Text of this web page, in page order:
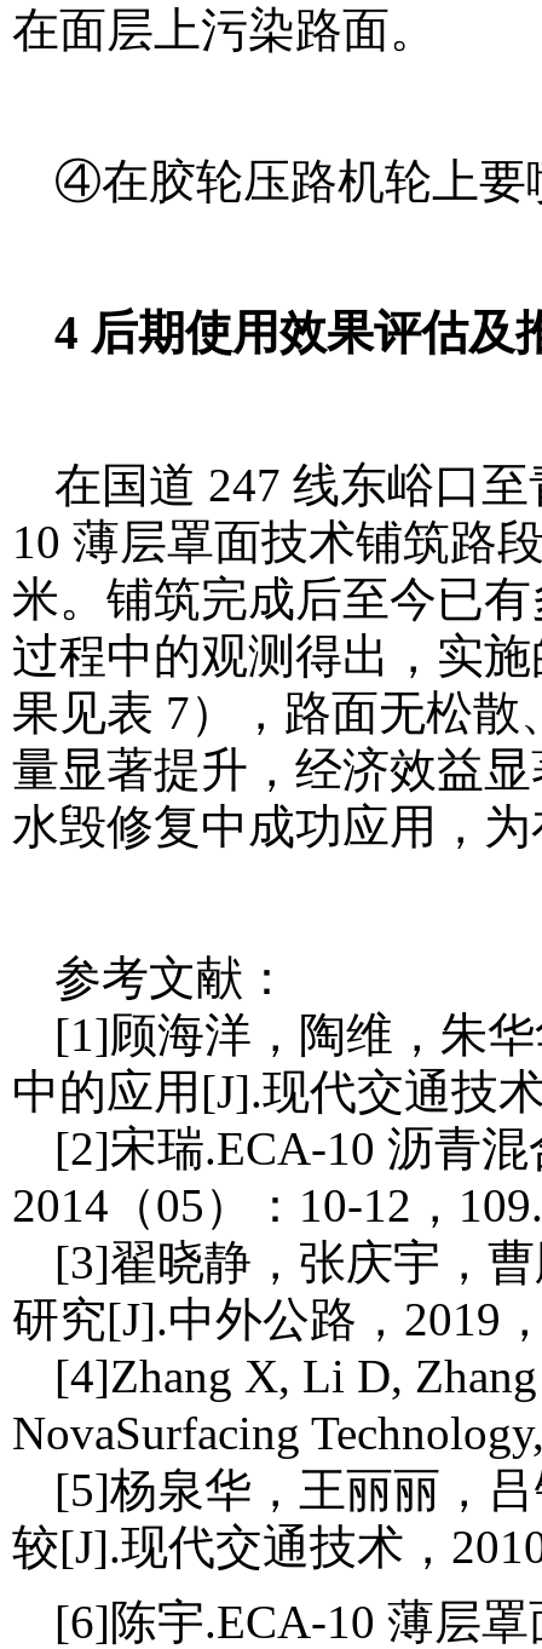
在面层上污染路面。
④在胶轮压路机轮上要
4 后期使用效果评估及
在国道 247 线东峪口
10 薄层罩面技术铺筑路
米。铺筑完成后至今已
过程中的观测得出，实
果见表 7），路面无松
量显著提升，经济效益
水毁修复中成功应用，
参考文献：
[1]顾海洋，陶维，朱
中的应用[J].现代交通技
[2]宋瑞.ECA-10 沥青
2014（05）：10-12，109.
[3]翟晓静，张庆宇，
研究[J].中外公路，2019
[4]Zhang X, Li D,
NovaSurfacing
[5]杨泉华，王丽丽，
较[J].现代交通技术，
[6]陈宇.ECA-10 薄层